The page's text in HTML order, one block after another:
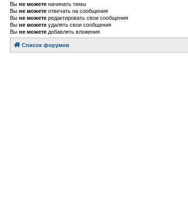
Вы не можете начинать темы
Вы не можете отвечать на сообщения
Вы не можете редактировать свои сообщения
Вы не можете удалять свои сообщения
Вы не можете добавлять вложения
Список форумов